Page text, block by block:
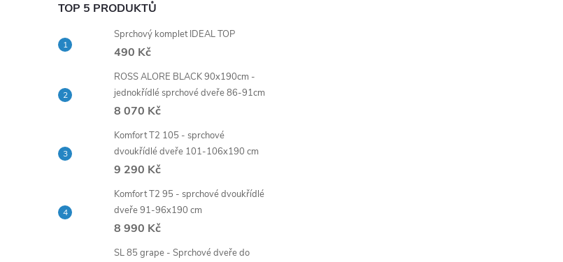
TOP 5 PRODUKTŮ
Sprchový komplet IDEAL TOP
490 Kč
ROSS ALORE BLACK 90x190cm -
jednokřídlé sprchové dveře 86-91cm
8 070 Kč
Komfort T2 105 - sprchové
dvoukřídlé dveře 101-106x190 cm
9 290 Kč
Komfort T2 95 - sprchové dvoukřídlé
dveře 91-96x190 cm
8 990 Kč
SL 85 grape - Sprchové dveře do